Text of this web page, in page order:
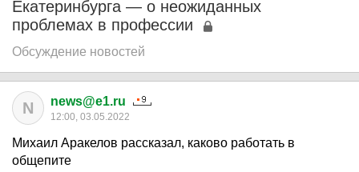
Екатеринбурга — о неожиданных
проблемах в профессии
Обсуждение новостей
N news@e1.ru
12:00, 03.05.2022
Михаил Аракелов рассказал, каково работать в
общепите